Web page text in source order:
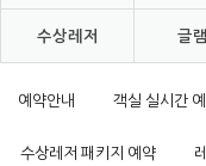
수상레저 글
예약안내 객실 실시간
수상레저 패키지 예약